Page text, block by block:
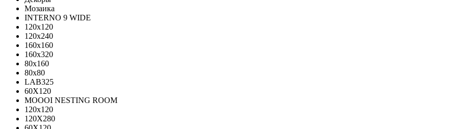
Мозаика
INTERNO 9 WIDE
120x120
120x240
160x160
160x320
80x160
80x80
LAB325
60X120
MOOOI NESTING ROOM
120x120
120Х280